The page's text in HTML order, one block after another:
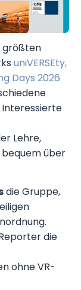
größten
uniVERSEty,
Days 2026
Lehre,
über
die Gruppe,
die
ohne VR-